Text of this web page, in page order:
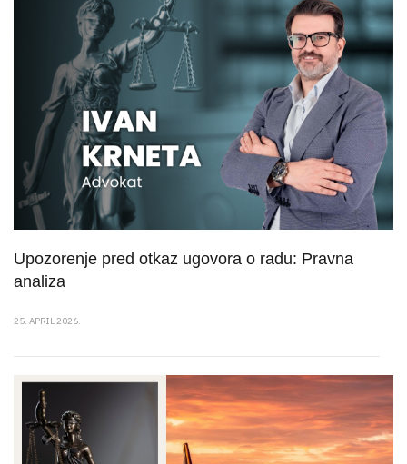
Upozorenje pred otkaz ugovora o radu: Pravna
analiza
25. APRIL 2026.